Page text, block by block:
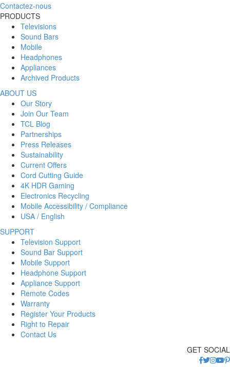
Contactez-nous
PRODUCTS
Televisions
Sound Bars
Mobile
Headphones
Appliances
Archived Products
ABOUT US
Our Story
Join Our Team
TCL Blog
Partnerships
Press Releases
Sustainability
Current Offers
Cord Cutting Guide
4K HDR Gaming
Electronics Recycling
Mobile Accessibility / Compliance
USA / English
SUPPORT
Television Support
Sound Bar Support
Mobile Support
Headphone Support
Appliance Support
Remote Codes
Warranty
Register Your Products
Right to Repair
Contact Us
GET SOCIAL